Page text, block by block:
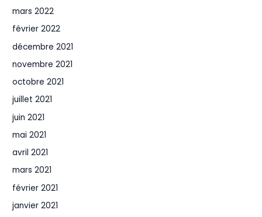
mars 2022
février 2022
décembre 2021
novembre 2021
octobre 2021
juillet 2021
juin 2021
mai 2021
avril 2021
mars 2021
février 2021
janvier 2021